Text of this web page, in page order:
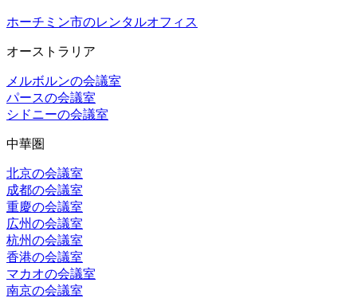
ホーチミン市のレンタルオフィス
オーストラリア
メルボルンの会議室
パースの会議室
シドニーの会議室
中華圏
北京の会議室
成都の会議室
重慶の会議室
広州の会議室
杭州の会議室
香港の会議室
マカオの会議室
南京の会議室